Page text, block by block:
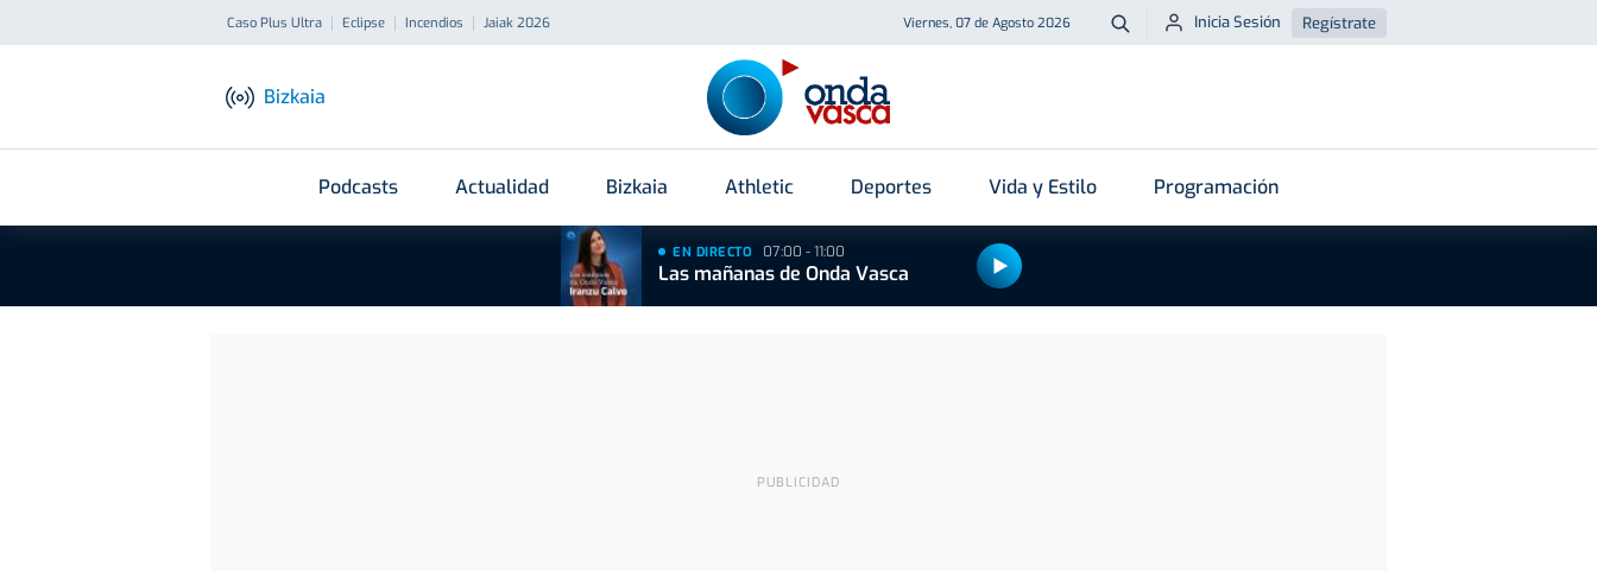
Caso Plus Ultra Eclipse Incendios Jaiak 2026 Viernes, 07 de Agosto 2026 Buscar
Inicia Sesión Regístrate
Bizkaia
Podcasts Actualidad Bizkaia Athletic Deportes Vida y Estilo Programación
EN DIRECTO 07:00 - 11:00
Las mañanas de Onda Vasca